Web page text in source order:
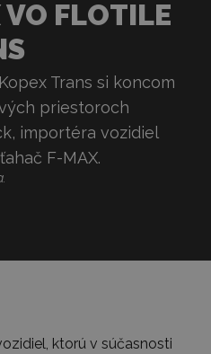
FLOTILE
Trans si koncom
priestoroch
importéra vozidiel
F-MAX.
ktorú v súčasnosti